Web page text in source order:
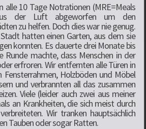
alle 10 Tage Notrationen (MRE=Meals
der Luft abgeworfen um den
zu helfen. Doch dies war nie genug.
hatten einen Garten, aus dem sie
konnten. Es dauerte drei Monate bis
Runde machte, dass Menschen in der
erfroren. Wir entfernten alle Türen in
Fensterrahmen, Holzböden und Möbel
und verbrannten all das zusammen
Viele (leider auch zwei aus meiner
an Krankheiten, die sich meist durch
Wir tranken hauptsächlich
Tauben oder sogar Ratten.